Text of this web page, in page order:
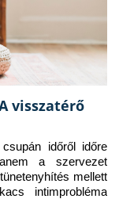
visszatérő
időről időre
a szervezet
mellett
intimprobléma